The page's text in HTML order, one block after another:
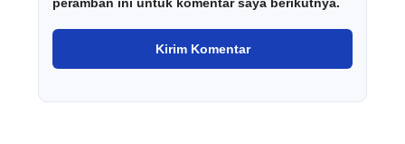
peramban ini untuk komentar saya berikutnya.